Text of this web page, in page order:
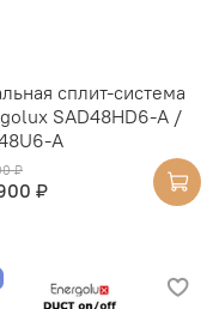
сплит-система
SAD48HD6-A /
A
₽
₽